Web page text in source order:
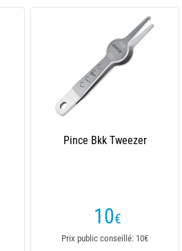
Pince Bkk Tweezer
10€
Prix public conseillé: 10€